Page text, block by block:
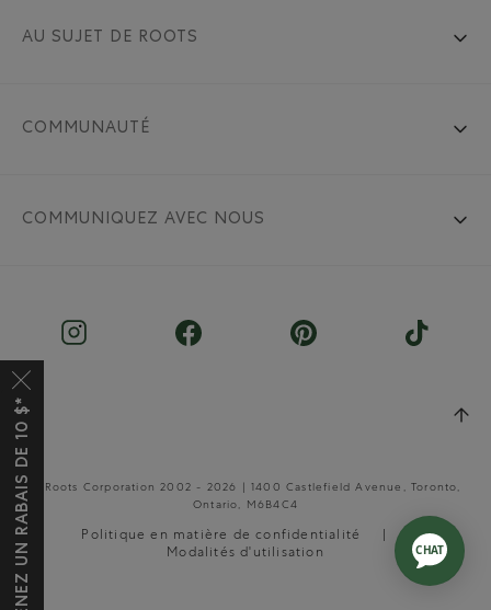
AU SUJET DE ROOTS
COMMUNAUTÉ
COMMUNIQUEZ AVEC NOUS
© Roots Corporation 2002 - 2026 | 1400 Castlefield Avenue, Toronto,
Ontario, M6B4C4
Politique en matière de confidentialité
Modalités d'utilisation
OBTENEZ UN RABAIS DE 10 $*